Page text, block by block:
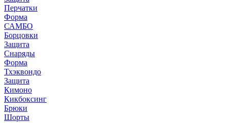
Перчатки
Форма
САМБО
Борцовки
Защита
Снаряды
Форма
Тхэквондо
Защита
Кимоно
Кикбоксинг
Брюки
Шорты